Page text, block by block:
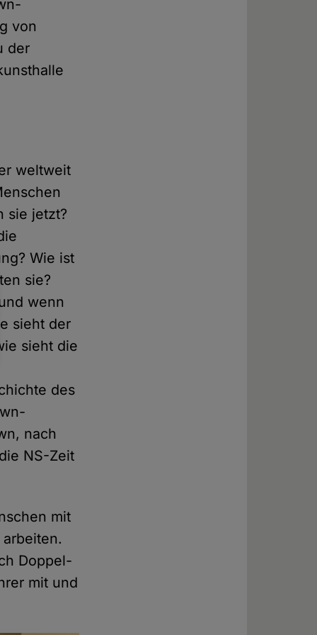
von
der
weltweit
sie jetzt?
Wie ist
sie?
wenn
sieht der
sieht die
des
nach
NS-Zeit
mit
Doppel-
mit und